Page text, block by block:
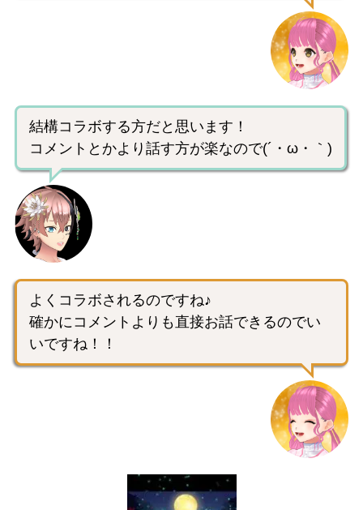
結構コラボする方だと思います！
コメントとかより話す方が楽なので(´・ω・｀)
よくコラボされるのですね♪
確かにコメントよりも直接お話できるのでい
いですね！！